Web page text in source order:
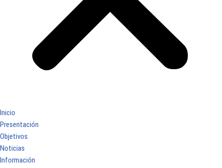
Inicio
Presentación
Objetivos
Noticias
Información